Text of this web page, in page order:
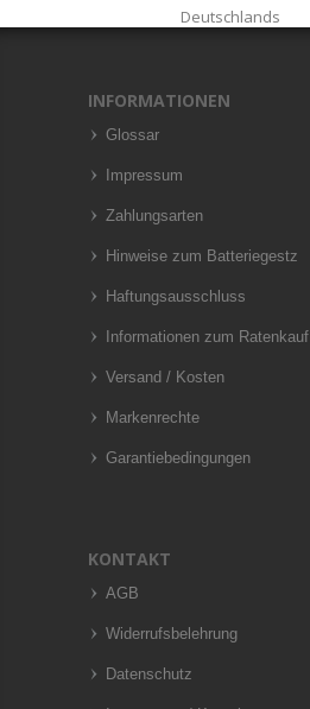
Deutschlands
INFORMATIONEN
Glossar
Impressum
Zahlungsarten
Hinweise zum Batteriegestz
Haftungsausschluss
Informationen zum Ratenkauf
Versand / Kosten
Markenrechte
Garantiebedingungen
KONTAKT
AGB
Widerrufsbelehrung
Datenschutz